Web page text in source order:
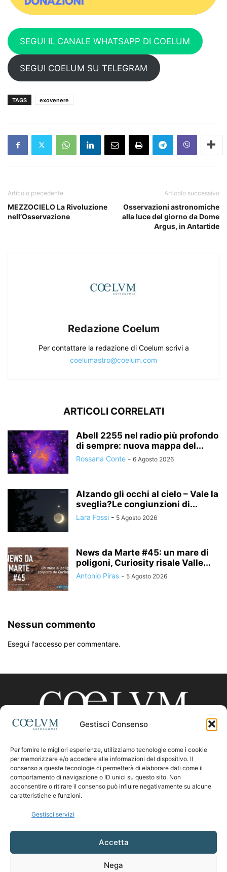
Gestisci Consenso
Per fornire le migliori esperienze, utilizziamo tecnologie come i cookie
per memorizzare e/o accedere alle informazioni del dispositivo. Il
consenso a queste tecnologie ci permetterà di elaborare dati come il
comportamento di navigazione o ID unici su questo sito. Non
acconsentire o ritirare il consenso può influire negativamente su alcune
caratteristiche e funzioni.
Gestisci servizi
Accetta
Nega
SEGUI IL CANALE WHATSAPP DI COELUM
SEGUI COELUM SU TELEGRAM
TAGS exovenere
Articolo precedente
MEZZOCIELO La Rivoluzione
nell’Osservazione
Articolo successivo
Osservazioni astronomiche
alla luce del giorno da Dome
Argus, in Antartide
Redazione Coelum
Per contattare la redazione di Coelum scrivi a
coelumastro@coelum.com
ARTICOLI CORRELATI
Abell 2255 nel radio più profondo
di sempre: nuova mappa del...
Rossana Conte - 6 Agosto 2026
Alzando gli occhi al cielo – Vale la
sveglia?Le congiunzioni di...
Lara Fossi - 5 Agosto 2026
News da Marte #45: un mare di
poligoni, Curiosity risale Valle...
Antonio Piras - 5 Agosto 2026
Nessun commento
Esegui l'accesso per commentare.
CHI SIAMO
Contattaci:coelumastro@coelum.com